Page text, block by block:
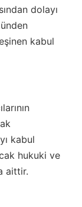
dolayı
kabul
kabul
hukuki ve
aittir.